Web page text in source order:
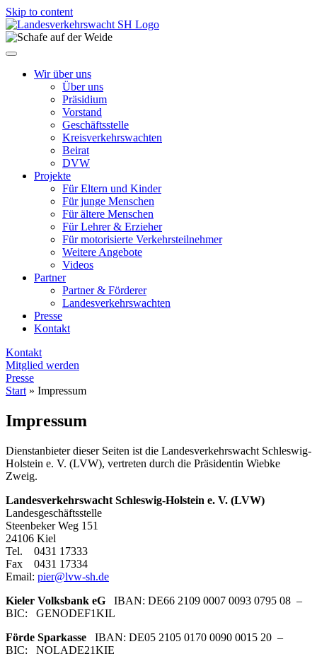
Skip to content
Wir über uns
Über uns
Präsidium
Vorstand
Geschäftsstelle
Kreisverkehrswachten
Beirat
DVW
Projekte
Für Eltern und Kinder
Für junge Menschen
Für ältere Menschen
Für Lehrer & Erzieher
Für motorisierte Verkehrsteilnehmer
Weitere Angebote
Videos
Partner
Partner & Förderer
Landesverkehrswachten
Presse
Kontakt
Kontakt
Mitglied werden
Presse
Start » Impressum
Impressum
Dienstanbieter dieser Seiten ist die Landesverkehrswacht Schleswig-
Holstein e. V. (LVW), vertreten durch die Präsidentin Wiebke
Zweig.
Landesverkehrswacht Schleswig-Holstein e. V. (LVW)
Landesgeschäftsstelle
Steenbeker Weg 151
24106 Kiel
Tel. 0431 17333
Fax 0431 17334
Email: pier@lvw-sh.de
Kieler Volksbank eG
IBAN: DE66 2109 0007 0093 0795 08 –
BIC: GENODEF1KIL
Förde Sparkasse
IBAN: DE05 2105 0170 0090 0015 20 –
BIC: NOLADE21KIE